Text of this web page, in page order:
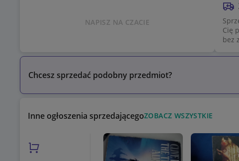
NAPISZ NA CZACIE
Cię
bez
Inne ogłoszenia sprzedającegoZOBACZ WSZYSTKIE
Chcesz sprzedać podobny przedmiot?